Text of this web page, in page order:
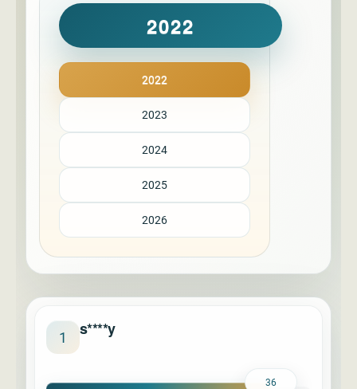
2022
2022
2023
2024
2025
2026
1 s****y
36